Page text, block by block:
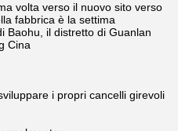
volta verso il nuovo sito verso
fabbrica è la settima
Baohu, il distretto di Guanlan
Cina
i propri cancelli girevoli